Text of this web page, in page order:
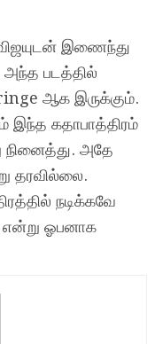
இணைந்து
அந்த படத்தில்
ஆக இருக்கும்.
இந்த கதாபாத்திரம்
அதே
தரவில்லை.
நடிக்கவே
என்று ஓபனாக